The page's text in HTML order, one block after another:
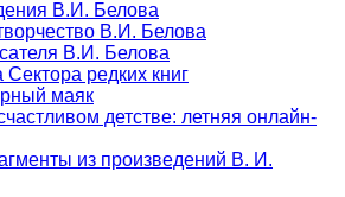
В.И. Белова
В.И. Белова
В.И. Белова
редких книг
маяк
детстве: летняя онлайн-
из произведений В. И.